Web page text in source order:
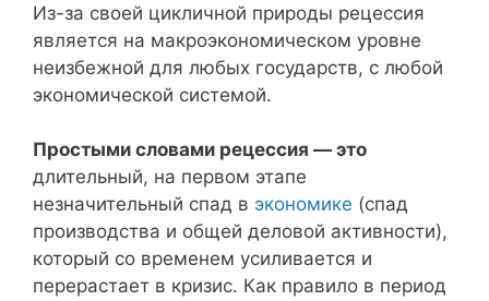
Из-за своей цикличной природы рецессия
является на макроэкономическом уровне
неизбежной для любых государств, с любой
экономической системой.
Простыми словами рецессия — это
длительный, на первом этапе
незначительный спад в экономике (спад
производства и общей деловой активности),
который со временем усиливается и
перерастает в кризис. Как правило в период